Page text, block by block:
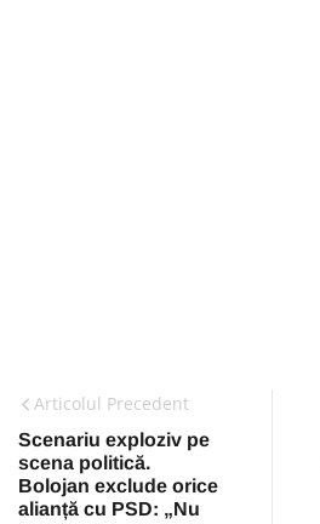
Articolul Precedent
Scenariu exploziv pe
scena politică.
Bolojan exclude orice
alianță cu PSD: „Nu